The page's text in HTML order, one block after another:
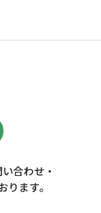
合わせ・
ます。